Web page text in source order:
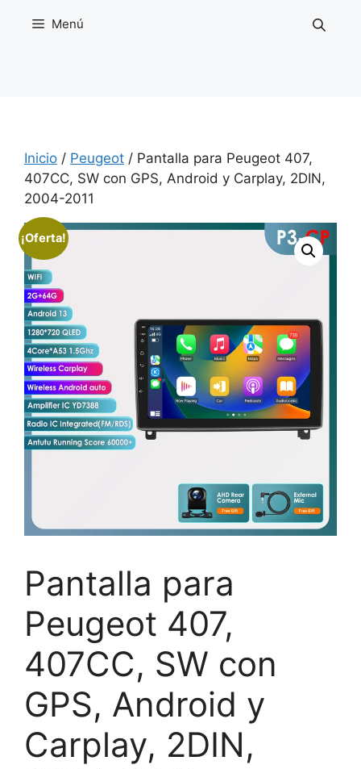
Menú
Inicio / Peugeot / Pantalla para Peugeot 407,
407CC, SW con GPS, Android y Carplay, 2DIN,
2004-2011
¡Oferta!
Pantalla para
Peugeot 407,
407CC, SW con
GPS, Android y
Carplay, 2DIN,